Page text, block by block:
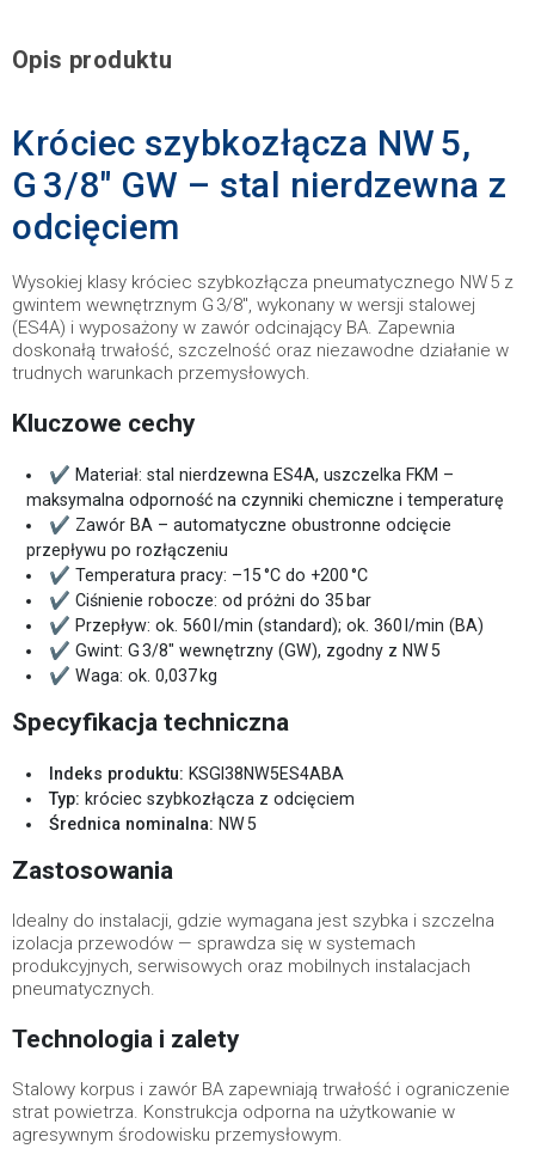
Opis produktu
Króciec szybkozłącza NW 5,
G 3/8″ GW – stal nierdzewna z
odcięciem
Wysokiej klasy króciec szybkozłącza pneumatycznego NW 5 z
gwintem wewnętrznym G 3/8″, wykonany w wersji stalowej
(ES4A) i wyposażony w zawór odcinający BA. Zapewnia
doskonałą trwałość, szczelność oraz niezawodne działanie w
trudnych warunkach przemysłowych.
Kluczowe cechy
✔ Materiał: stal nierdzewna ES4A, uszczelka FKM –
maksymalna odporność na czynniki chemiczne i temperaturę
✔ Zawór BA – automatyczne obustronne odcięcie
przepływu po rozłączeniu
✔ Temperatura pracy: –15 °C do +200 °C
✔ Ciśnienie robocze: od próżni do 35 bar
✔ Przepływ: ok. 560 l/min (standard); ok. 360 l/min (BA)
✔ Gwint: G 3/8″ wewnętrzny (GW), zgodny z NW 5
✔ Waga: ok. 0,037 kg
Specyfikacja techniczna
Indeks produktu: KSGI38NW5ES4ABA
Typ: króciec szybkozłącza z odcięciem
Średnica nominalna: NW 5
Zastosowania
Idealny do instalacji, gdzie wymagana jest szybka i szczelna
izolacja przewodów — sprawdza się w systemach
produkcyjnych, serwisowych oraz mobilnych instalacjach
pneumatycznych.
Technologia i zalety
Stalowy korpus i zawór BA zapewniają trwałość i ograniczenie
strat powietrza. Konstrukcja odporna na użytkowanie w
agresywnym środowisku przemysłowym.